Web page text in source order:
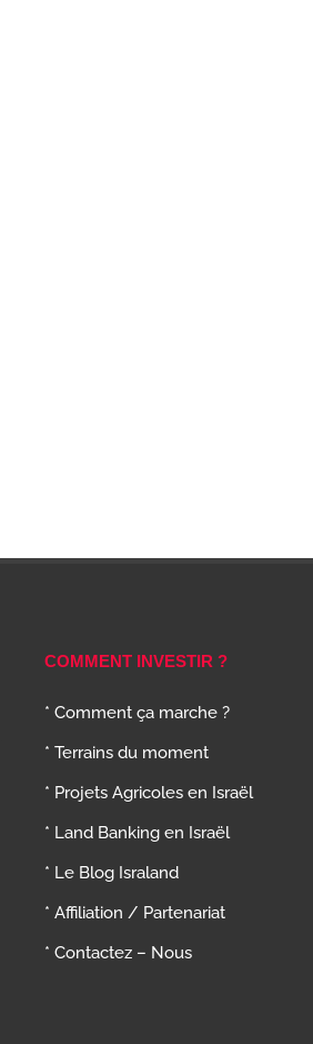
COMMENT INVESTIR ?
* Comment ça marche ?
* Terrains du moment
* Projets Agricoles en Israël
* Land Banking en Israël
* Le Blog Israland
* Affiliation / Partenariat
* Contactez – Nous